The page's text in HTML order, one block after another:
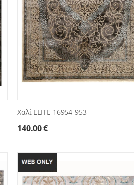
Χαλί ELITE 16954-953
140.00€